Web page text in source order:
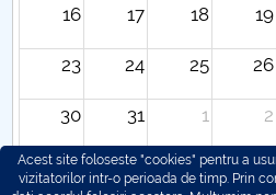
16 17 18 19
23 24 25 26
30 31 1 2
Acest site foloseste "cookies" pentru a
vizitatorilor intr-o perioada de timp. Prin